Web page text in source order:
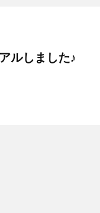
ルしました♪